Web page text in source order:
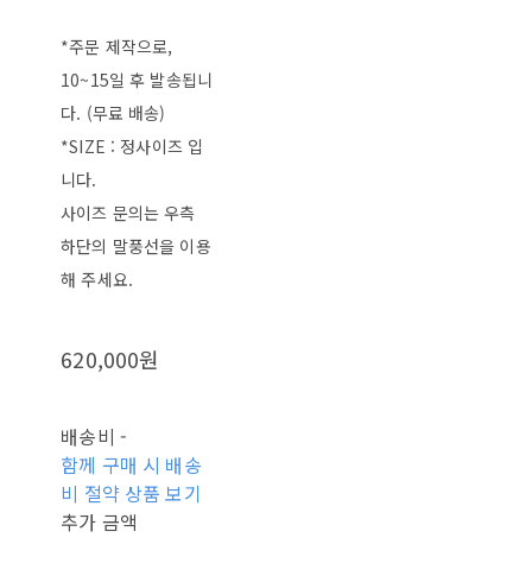
*주문 제작으로,
10~15일 후 발송됩니
다. (무료 배송)
*SIZE : 정사이즈 입
니다.
사이즈 문의는 우측
하단의 말풍선을 이용
해 주세요.
620,000원
배송비 -
함께 구매 시 배송
비 절약 상품 보기
추가 금액